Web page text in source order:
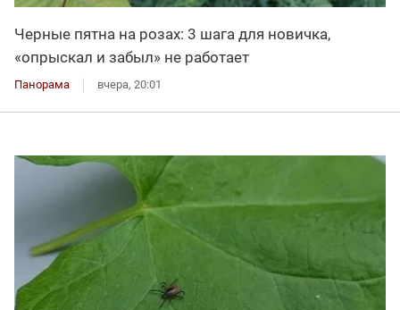
Черные пятна на розах: 3 шага для новичка,
«опрыскал и забыл» не работает
Панорама вчера, 20:01